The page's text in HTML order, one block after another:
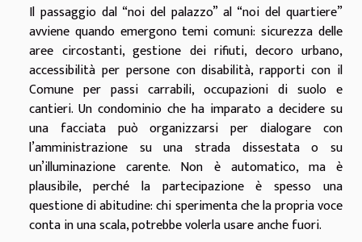
Il passaggio dal “noi del palazzo” al “noi del quartiere”
avviene quando emergono temi comuni: sicurezza delle
aree circostanti, gestione dei rifiuti, decoro urbano,
accessibilità per persone con disabilità, rapporti con il
Comune per passi carrabili, occupazioni di suolo e
cantieri. Un condominio che ha imparato a decidere su
una facciata può organizzarsi per dialogare con
l’amministrazione su una strada dissestata o su
un’illuminazione carente. Non è automatico, ma è
plausibile, perché la partecipazione è spesso una
questione di abitudine: chi sperimenta che la propria voce
conta in una scala, potrebbe volerla usare anche fuori.